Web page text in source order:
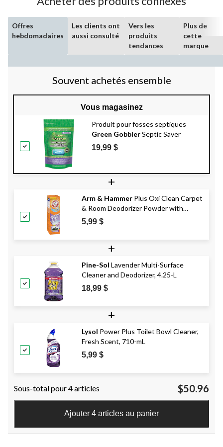
Offres
hebdomadaires
Les clients ont
aussi consulté
Vers les
produits
tendances
Plus de
cette
marque
Souvent achetés ensemble
Vous magasinez
Produit pour fosses septiques
Green GobblerSeptic Saver
19,99 $
+
Arm & Hammer Plus Oxi Clean Carpet
& Room Deodorizer Powder with
Vaccum Booster, 700-g
5,99 $
+
Pine-Sol Lavender Multi-Surface
Cleaner and Deodorizer, 4.25-L
18,99 $
+
Lysol Power Plus Toilet Bowl Cleaner,
Fresh Scent, 710-mL
5,99 $
Sous-total pour 4 articles $50.96
Ajouter 4 articles au panier